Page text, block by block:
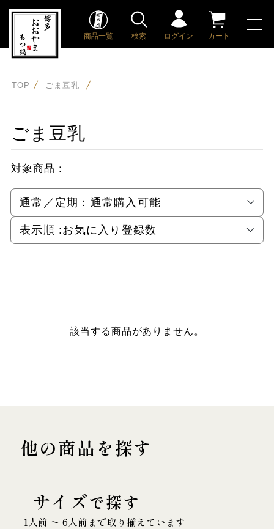
商品一覧 検索 ログイン カート
TOP ごま豆乳
ごま豆乳
対象商品：
通常／定期： 通常購入可能
表示順 :お気に入り登録数
該当する商品がありません。
他の商品を探す
サイズで探す
1人前 〜 6人前まで取り揃えています